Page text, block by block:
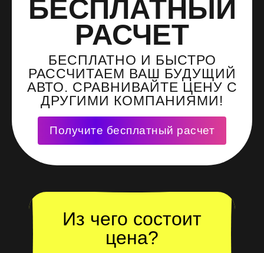
БЕСПЛАТНЫЙ
РАСЧЕТ
БЕСПЛАТНО И БЫСТРО
РАССЧИТАЕМ ВАШ БУДУЩИЙ
АВТО. СРАВНИВАЙТЕ ЦЕНУ С
ДРУГИМИ КОМПАНИЯМИ!
Получите бесплатный расчет
Из чего состоит
цена?